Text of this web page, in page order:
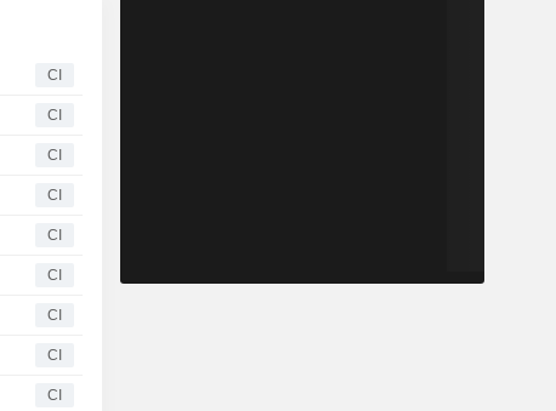
CI
CI
CI
CI
CI
CI
CI
CI
CI